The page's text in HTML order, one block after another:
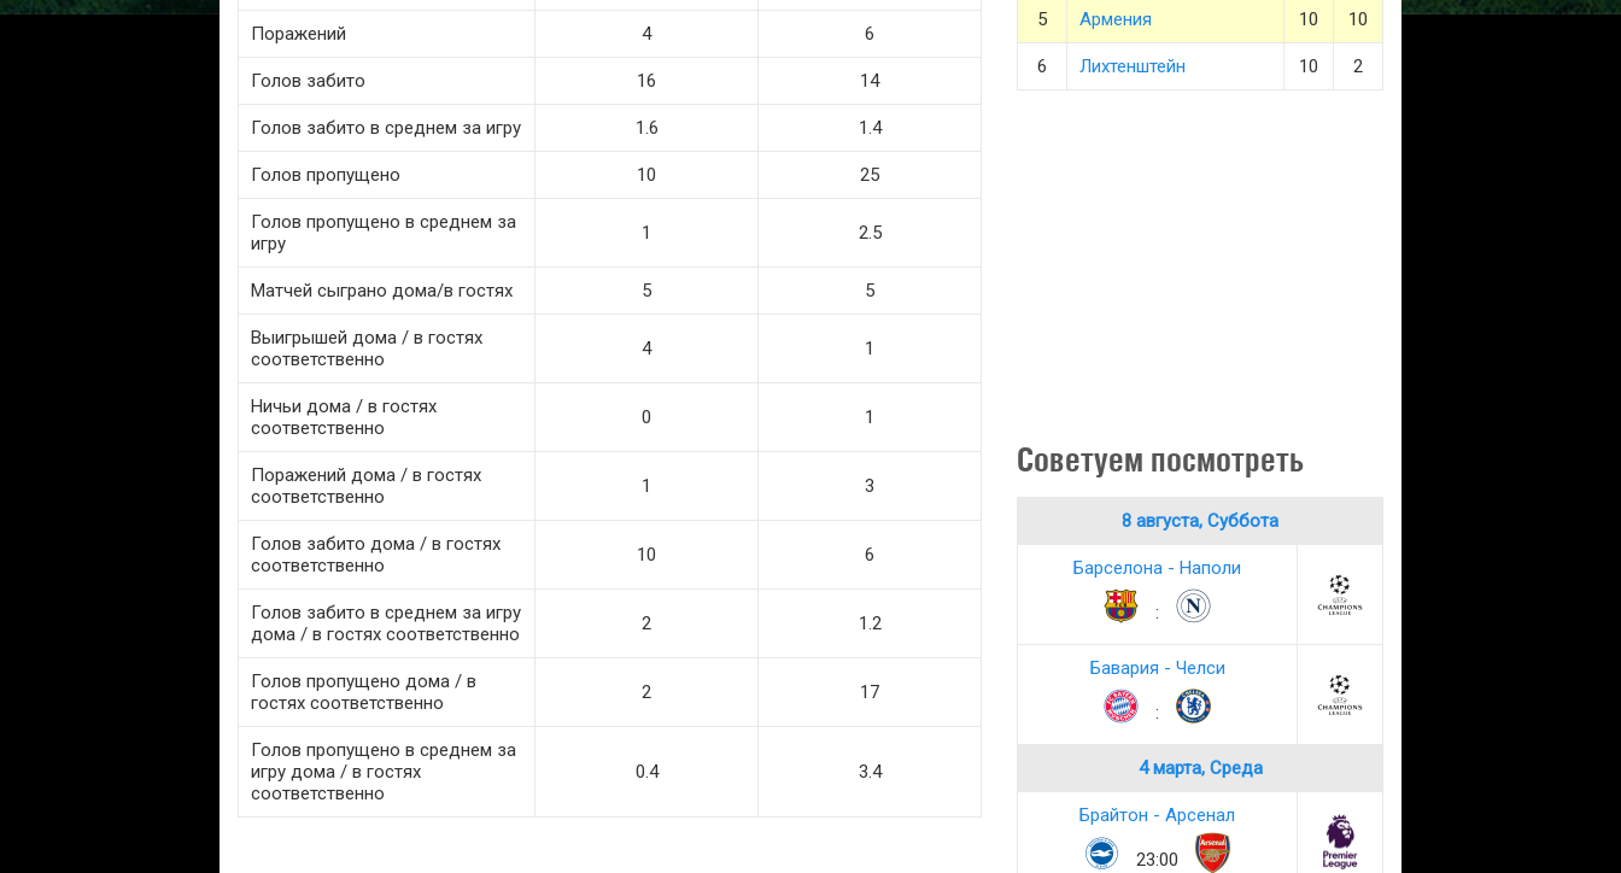
Поражений 4 6
Голов забито 16 14
Голов забито в среднем за игру 1.6 1.4
Голов пропущено 10 25
Голов пропущено в среднем за
игру
1 2.5
Матчей сыграно дома/в гостях 5 5
Выигрышей дома / в гостях
соответственно
4 1
Ничьи дома / в гостях
соответственно
0 1
Поражений дома / в гостях
соответственно
1 3
Голов забито дома / в гостях
соответственно
10 6
Голов забито в среднем за игру
дома / в гостях соответственно
2 1.2
Голов пропущено дома / в
гостях соответственно
2 17
Голов пропущено в среднем за
игру дома / в гостях
соответственно
0.4 3.4
5 Армения 10 10
6 Лихтенштейн 10 2
Советуем посмотреть
8 августа, Суббота
Барселона - Наполи
:
Бавария - Челси
:
4 марта, Среда
Брайтон - Арсенал
23:00